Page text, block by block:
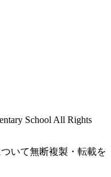
School All Rights
いて無断複製・転載を